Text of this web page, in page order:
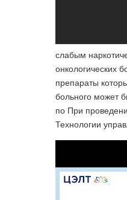
слабым
онкологических
препараты
больного может
по При
Технологии